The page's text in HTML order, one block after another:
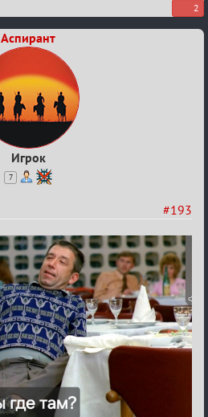
2
Аспирант
Игрок
7
#193